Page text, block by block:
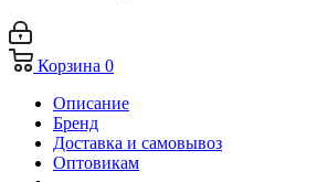
Корзина 0
Описание
Бренд
Доставка и самовывоз
Оптовикам